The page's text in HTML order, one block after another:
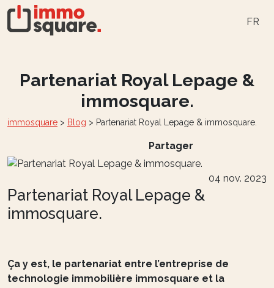
FR
Partenariat Royal Lepage &
immosquare.
immosquare > Blog > Partenariat Royal Lepage & immosquare.
Partager
04 nov. 2023
Partenariat Royal Lepage &
immosquare.
Ça y est, le partenariat entre l’entreprise de
technologie immobilière immosquare et la